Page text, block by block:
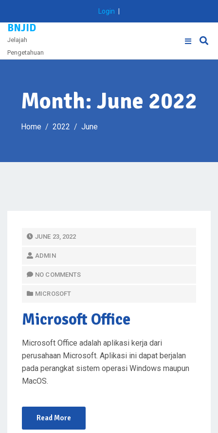
content
Login
BNJID
Jelajah
Pengetahuan
Month: June 2022
Home 2022 June
P
T
O
N
JUNE 23, 2022
ADMIN
NO COMMENTS
MICROSOFT
Microsoft Office
Microsoft Office adalah aplikasi kerja dari
perusahaan Microsoft. Aplikasi ini dapat berjalan
pada perangkat sistem operasi Windows maupun
MacOS.
Read More